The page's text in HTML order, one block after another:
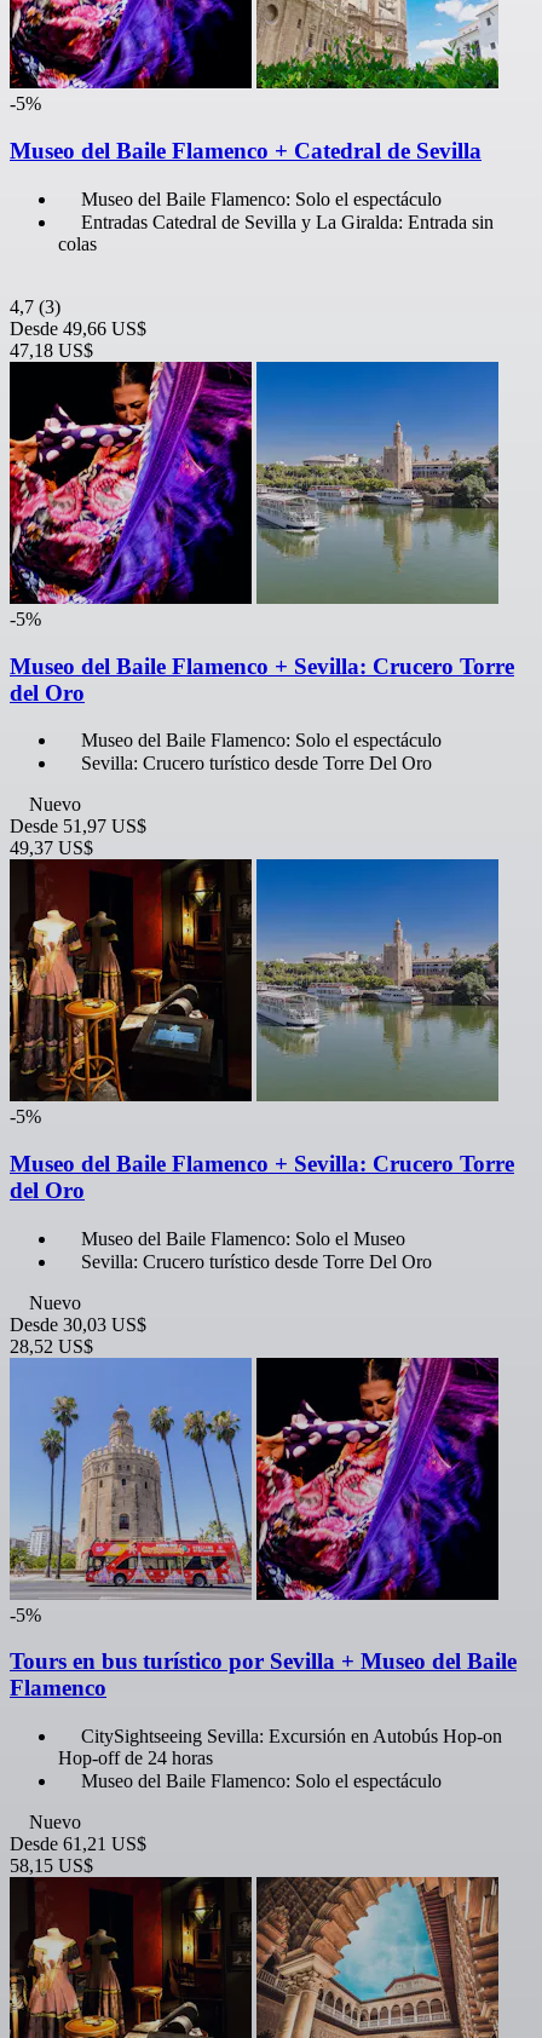
-5%
Museo del Baile Flamenco + Catedral de Sevilla
Museo del Baile Flamenco: Solo el espectáculo
Entradas Catedral de Sevilla y La Giralda: Entrada sin
colas
4,7 (3)
Desde 49,66 US$
47,18 US$
-5%
Museo del Baile Flamenco + Sevilla: Crucero Torre
del Oro
Museo del Baile Flamenco: Solo el espectáculo
Sevilla: Crucero turístico desde Torre Del Oro
Nuevo
Desde 51,97 US$
49,37 US$
-5%
Museo del Baile Flamenco + Sevilla: Crucero Torre
del Oro
Museo del Baile Flamenco: Solo el Museo
Sevilla: Crucero turístico desde Torre Del Oro
Nuevo
Desde 30,03 US$
28,52 US$
-5%
Tours en bus turístico por Sevilla + Museo del Baile
Flamenco
CitySightseeing Sevilla: Excursión en Autobús Hop-on
Hop-off de 24 horas
Museo del Baile Flamenco: Solo el espectáculo
Nuevo
Desde 61,21 US$
58,15 US$